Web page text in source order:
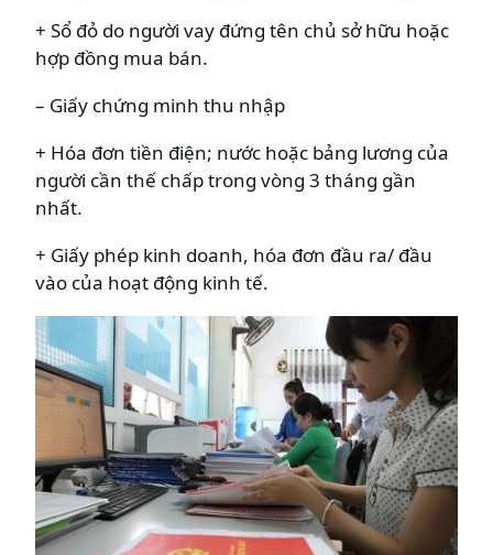
+ Sổ đỏ do người vay đứng tên chủ sở hữu hoặc
hợp đồng mua bán.
– Giấy chứng minh thu nhập
+ Hóa đơn tiền điện; nước hoặc bảng lương của
người cần thế chấp trong vòng 3 tháng gần
nhất.
+ Giấy phép kinh doanh, hóa đơn đầu ra/ đầu
vào của hoạt động kinh tế.